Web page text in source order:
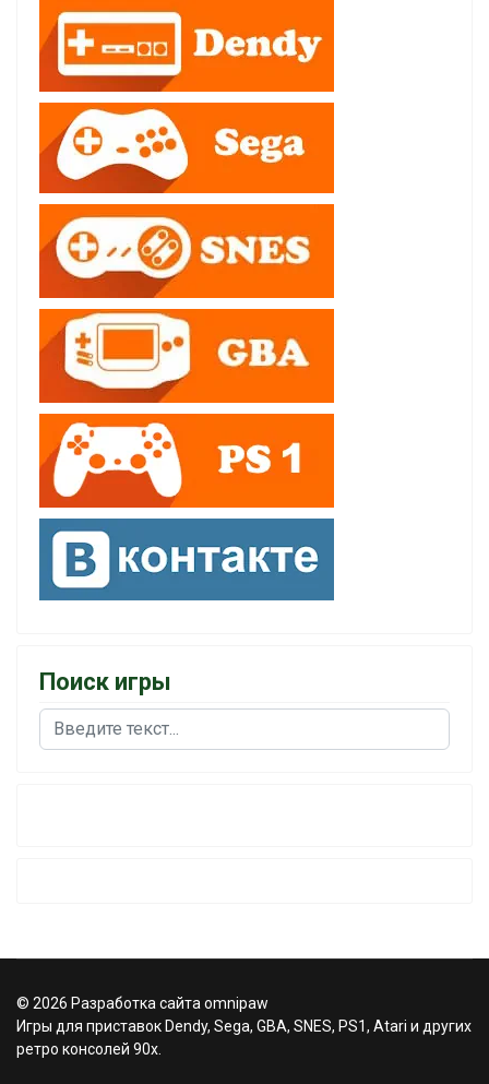
Поиск игры
Поиск
© 2026 Разработка сайта omnipaw
Игры для приставок Dendy, Sega, GBA, SNES, PS1, Atari и других
ретро консолей 90х.